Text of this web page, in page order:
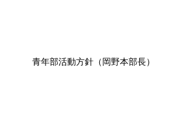
青年部活動方針（岡野本部長）